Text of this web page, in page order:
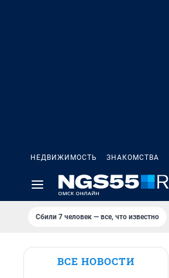
НЕДВИЖИМОСТЬ ЗНАКОМСТВА
Сбили 7 человек — все, что известно
ВСЕ НОВОСТИ